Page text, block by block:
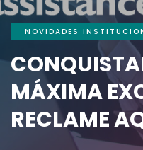
NOVIDADES
MÁXIMA
RECLAME